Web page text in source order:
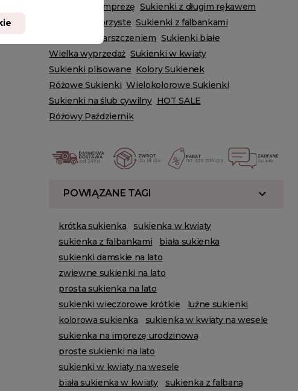
Sukienki na imprezę Sukienki z długim rękawem
Sukienki wzorzyste Sukienki z falbankami
Sukienki z marszczeniem Sukienki białe
Wielka wyprzedaż Sukienki w kwiaty
Sukienki plisowane Kolory Sukienek
Różowe Sukienki Wielokolorowe Sukienki
Sukienki na ślub cywilny HOT SALE
Różowy Październik
POWIĄZANE TAGI
krótka sukienka
sukienka w kwiaty
sukienka z falbankami
biała sukienka
sukienki damskie na lato
zwiewne sukienki na lato
prosta sukienka na lato
sukienki wieczorowe krótkie
luźne sukienki
kolorowa sukienka
sukienka w kwiaty na wesele
sukienka na imprezę urodzinową
proste sukienki na lato
sukienki w kwiaty na wesele
biała sukienka w kwiaty
sukienka z falbaną